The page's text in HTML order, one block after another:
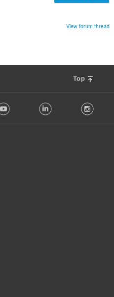
View forum thread
Top
Youtube LinkedIn